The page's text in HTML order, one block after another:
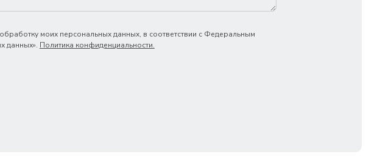
моих персональных данных, в соответствии с Федеральным
данных». Политика конфиденциальности.